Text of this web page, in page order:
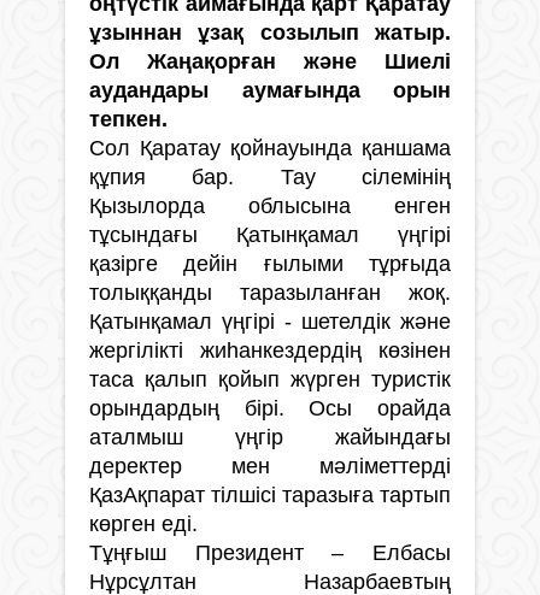
ұзыннан ұзақ созылып жатыр.
Ол Жаңақорған және Шиелі
аудандары аумағында орын
тепкен.
Сол Қаратау қойнауында қаншама
құпия бар. Тау сілемінің
Қызылорда облысына енген
тұсындағы Қатынқамал үңгірі
қазірге дейін ғылыми тұрғыда
толыққанды таразыланған жоқ.
Қатынқамал үңгірі - шетелдік және
жергілікті жиһанкездердің көзінен
таса қалып қойып жүрген туристік
орындардың бірі. Осы орайда
аталмыш үңгір жайындағы
деректер мен мәліметтерді
ҚазАқпарат тілшісі таразыға тартып
көрген еді.
Тұңғыш Президент – Елбасы
Нұрсұлтан Назарбаевтың